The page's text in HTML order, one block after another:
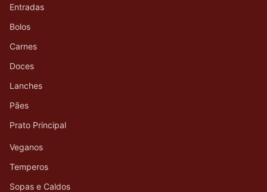
Entradas
Bolos
Carnes
Doces
Lanches
Pães
Prato Principal
Veganos
Temperos
Sopas e Caldos